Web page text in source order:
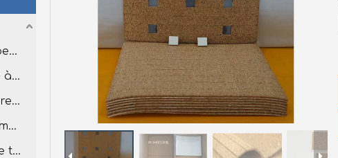
Solutions de masquage de découpe personnalisées
Ruban de masquage en papier crêpe à haut tempête
Film de masquage à haute température pour la peinture
Masquage en papier crêpe à haut tempête
Papier de masquage résistant à haute température